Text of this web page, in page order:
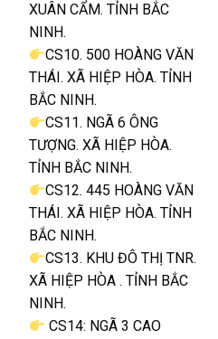
XUÂN CẨM. TỈNH BẮC
NINH.
CS10. 500 HOÀNG VĂN
THÁI. XÃ HIỆP HÒA. TỈNH
BẮC NINH.
CS11. NGÃ 6 ÔNG
TƯỢNG. XÃ HIỆP HÒA.
TỈNH BẮC NINH.
CS12. 445 HOÀNG VĂN
THÁI. XÃ HIỆP HÒA. TỈNH
BẮC NINH.
CS13. KHU ĐÔ THỊ TNR.
XÃ HIỆP HÒA . TỈNH BẮC
NINH.
CS14: NGÃ 3 CAO